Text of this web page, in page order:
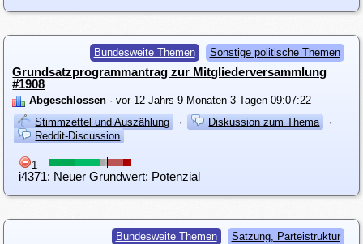
Bundesweite Themen Sonstige politische Themen
Grundsatzprogrammantrag zur Mitgliederversammlung
#1908
Abgeschlossen · vor 12 Jahrs 9 Monaten 3 Tagen 09:07:22
Stimmzettel und Auszählung
· Diskussion zum Thema
·
Reddit-Discussion
1
i4371: Neuer Grundwert: Potenzial
Bundesweite Themen Satzung, Parteistruktur